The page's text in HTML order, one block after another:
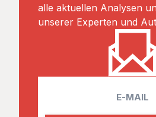
alle aktuellen Analysen
unserer Experten und